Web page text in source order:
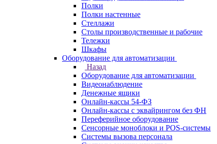
Полки
Полки настенные
Стеллажи
Столы производственные и рабочие
Тележки
Шкафы
Оборудование для автоматизации
Назад
Оборудование для автоматизации
Видеонаблюдение
Денежные ящики
Онлайн-кассы 54-ФЗ
Онлайн-кассы с эквайрингом без ФН
Переферийное оборудование
Сенсорные моноблоки и POS-системы
Системы вызова персонала